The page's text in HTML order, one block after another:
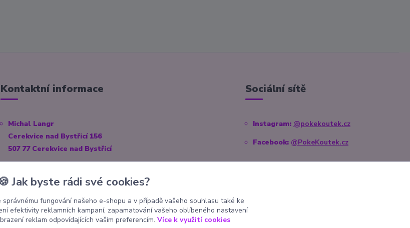
Kontaktní informace
Michal Langr
Cerekvice nad Bystřicí 156
507 77 Cerekvice nad Bystřicí
IČO: 23153938
Číslo účtu: 3571660014/3030
Sociální sítě
Instagram: @pokekoutek.cz
Facebook: @PokeKoutek.cz
Jak byste rádi své cookies?
správnému fungování našeho e-shopu a v případě vašeho souhlasu také ke
efektivity reklamních kampaní, zapamatování vašeho oblíbeného nastavení
reklam odpovídajících vašim preferencím. Více k využití cookies